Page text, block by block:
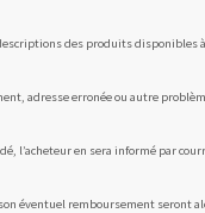
des produits disponibles à
adresse erronée ou autre
en sera informé par
éventuel remboursement seront